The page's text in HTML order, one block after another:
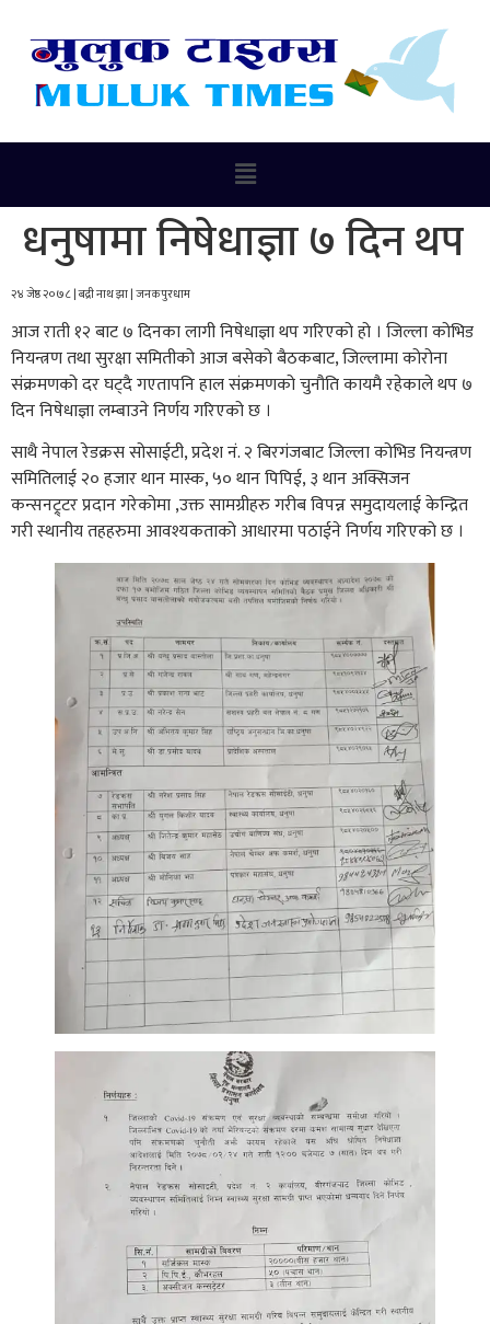
धनुषामा निषेधाज्ञा ७ दिन थप
२४ जेष्ठ २०७८ | बद्री नाथ झा | जनकपुरधाम
आज राती १२ बाट ७ दिनका लागी निषेधाज्ञा थप गरिएको हो । जिल्ला कोभिड
नियन्त्रण तथा सुरक्षा समितीको आज बसेको बैठकबाट, जिल्लामा कोरोना
संक्रमणको दर घट्दै गएतापनि हाल संक्रमणको चुनौति कायमै रहेकाले थप ७
दिन निषेधाज्ञा लम्बाउने निर्णय गरिएको छ ।
साथै नेपाल रेडक्रस सोसाईटी, प्रदेश नं. २ बिरगंजबाट जिल्ला कोभिड नियन्त्रण
समितिलाई २० हजार थान मास्क, ५० थान पिपिई, ३ थान अक्सिजन
कन्सनट्र्टर प्रदान गरेकोमा ,उक्त सामग्रीहरु गरीब विपन्न समुदायलाई केन्द्रित
गरी स्थानीय तहहरुमा आवश्यकताको आधारमा पठाईने निर्णय गरिएको छ ।